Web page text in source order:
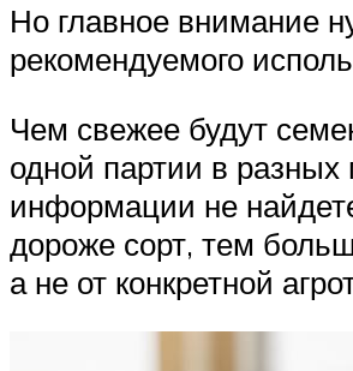
Но главное внимание
рекомендуемого
Чем свежее будут
одной партии в разных
информации не
дороже сорт, тем
а не от конкретной